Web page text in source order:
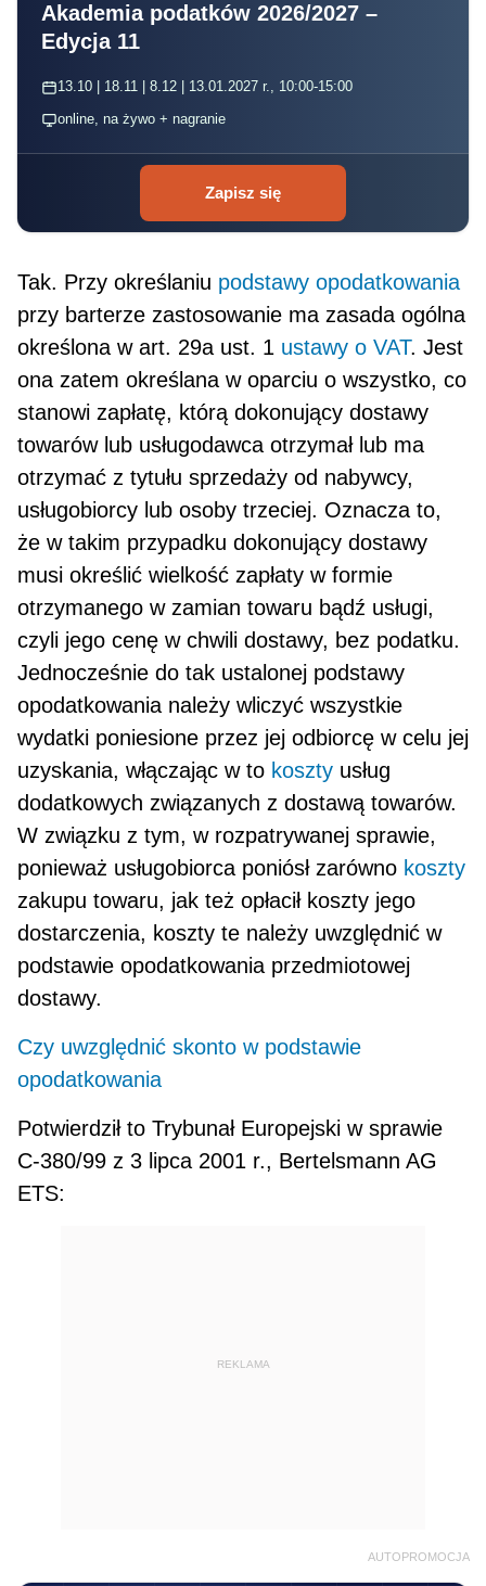
Akademia podatków 2026/2027 –
Edycja 11
13.10 | 18.11 | 8.12 | 13.01.2027 r., 10:00-15:00
online, na żywo + nagranie
Zapisz się
Tak. Przy określaniu podstawy opodatkowania
przy barterze zastosowanie ma zasada ogólna
okre­ślona w art. 29a ust. 1 ustawy o VAT. Jest
ona zatem określana w oparciu o wszystko, co
stanowi zapła­tę, którą dokonujący dostawy
towarów lub usługodawca otrzymał lub ma
otrzymać z tytułu sprzedaży od nabywcy,
usługobiorcy lub osoby trzeciej. Oznacza to,
że w takim przypadku dokonujący dostawy
musi określić wielkość zapłaty w formie
otrzymanego w zamian towaru bądź usługi,
czyli jego cenę w chwili dostawy, bez podatku.
Jednocześnie do tak ustalonej podstawy
opodatkowania należy wli­czyć wszystkie
wydatki poniesione przez jej odbiorcę w celu jej
uzyskania, włączając w to koszty usług
dodatkowych związanych z dostawą towarów.
W związku z tym, w rozpatrywanej sprawie,
ponieważ usługobiorca poniósł zarówno koszty
zakupu towaru, jak też opłacił koszty jego
dostarczenia, koszty te należy uwzględnić w
podstawie opodatkowania przedmiotowej
dostawy.
Czy uwzględnić skonto w podstawie
opodatkowania
Potwierdził to Trybunał Europejski w sprawie
C-380/99 z 3 lipca 2001 r., Bertelsmann AG
ETS:
REKLAMA
AUTOPROMOCJA